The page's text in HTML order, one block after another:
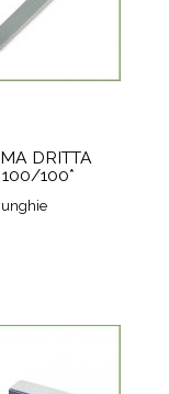
DRITTA
100/100*